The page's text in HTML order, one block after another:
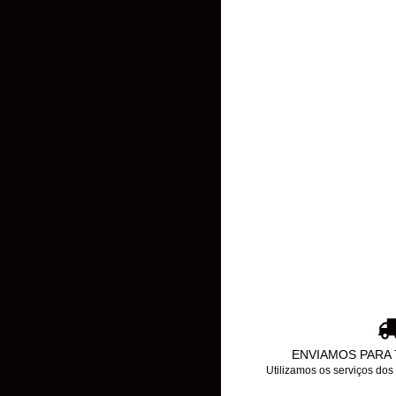
ENVIAMOS
Utilizamos os serviços